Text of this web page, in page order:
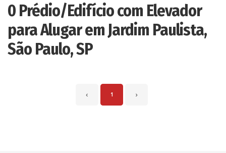
0 Prédio/Edifício com Elevador
para Alugar em Jardim Paulista,
São Paulo, SP
‹ 1 ›